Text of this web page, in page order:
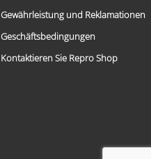
Gewährleistung und Reklamationen
Geschäftsbedingungen
Kontaktieren Sie Repro Shop